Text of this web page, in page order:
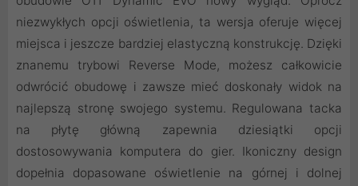
niezwykłych opcji oświetlenia, ta wersja oferuje więcej
miejsca i jeszcze bardziej elastyczną konstrukcję. Dzięki
znanemu trybowi Reverse Mode, możesz całkowicie
odwrócić obudowę i zawsze mieć doskonały widok na
najlepszą stronę swojego systemu. Regulowana tacka
na płytę główną zapewnia dziesiątki opcji
dostosowywania komputera do gier. Ikoniczny design
dopełnia dopasowane oświetlenie na górnej i dolnej